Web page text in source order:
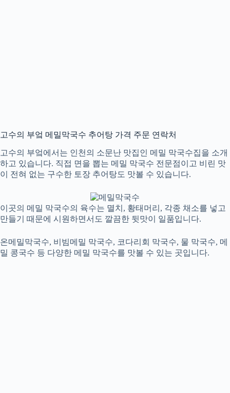
고수의 부엌 메밀막국수 추어탕 가격 주문 연락처
고수의 부엌에서는 인천의 소문난 맛집인 메밀 막국수집을 소개
하고 있습니다. 직접 면을 뽑는 메밀 막국수 전문점이고 비린 맛
이 전혀 없는 구수한 토장 추어탕도 맛볼 수 있습니다.
이곳의 메밀 막국수의 육수는 멸치, 황태머리, 각종 채소를 넣고
만들기 때문에 시원하면서도 깔끔한 뒷맛이 일품입니다.
온메밀막국수, 비빔메밀 막국수, 코다리회 막국수, 물 막국수, 메
밀 콩국수 등 다양한 메밀 막국수를 맛볼 수 있는 곳입니다.